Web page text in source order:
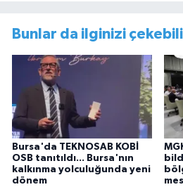
Bunlar da ilginizi
Bursa'da TEKNOSAB KOBİ
OSB tanıtıldı... Bursa'nın
kalkınma yolculuğunda yeni
dönem